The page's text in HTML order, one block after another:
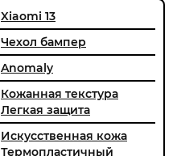
Xiaomi 13
Чехол бампер
Anomaly
Кожанная текстура
Легкая защита
Искусственная кожа
Термопластичный